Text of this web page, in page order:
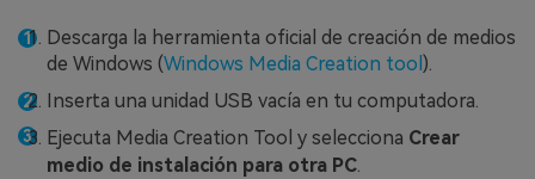
Descarga la herramienta oficial de creación de medios
de Windows (Windows Media Creation tool ).
Inserta una unidad USB vacía en tu computadora.
Ejecuta Media Creation Tool y selecciona Crear
medio de instalación para otra PC.